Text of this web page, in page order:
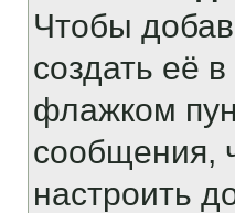
Чтобы
создать её
флажком
сообщения,
настроить